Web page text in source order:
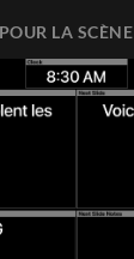
LA SCÈNE